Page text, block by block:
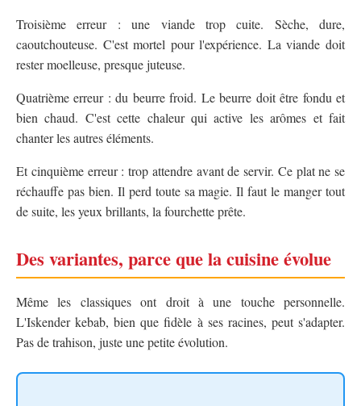
Troisième erreur : une viande trop cuite. Sèche, dure,
caoutchouteuse. C'est mortel pour l'expérience. La viande doit
rester moelleuse, presque juteuse.
Quatrième erreur : du beurre froid. Le beurre doit être fondu et
bien chaud. C'est cette chaleur qui active les arômes et fait
chanter les autres éléments.
Et cinquième erreur : trop attendre avant de servir. Ce plat ne se
réchauffe pas bien. Il perd toute sa magie. Il faut le manger tout
de suite, les yeux brillants, la fourchette prête.
Des variantes, parce que la cuisine évolue
Même les classiques ont droit à une touche personnelle.
L'Iskender kebab, bien que fidèle à ses racines, peut s'adapter.
Pas de trahison, juste une petite évolution.